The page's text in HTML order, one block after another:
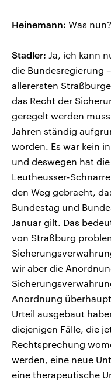
Heinemann: Was nun?
Stadler: Ja, ich kann
die Bundesregierung
allerersten
das Recht der
geregelt werden
Jahren ständig
worden. Es war kein
und deswegen hat
Leutheusser-
den Weg gebracht,
Bundestag und
Januar gilt. Das
von Straßburg
wir aber die
Anordnung
Urteil ausgebaut
diejenigen Fälle, die
Rechtsprechung
werden, eine neue
eine therapeutische